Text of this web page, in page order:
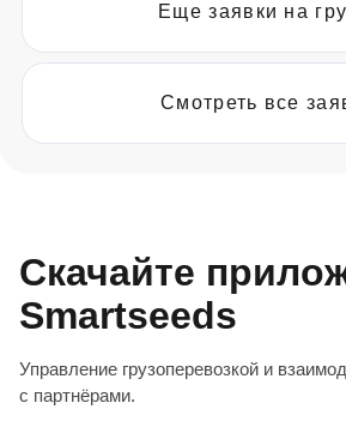
Нижнекалинов
Нижнекалинов, Константиновский р-
Ростовская обл., Россия
1000 тонн (Пшеница 4 кл)
Еще заявки на
Смотреть все
Скачайте
Smartseeds
Управление грузоперевозкой и
с партнёрами.